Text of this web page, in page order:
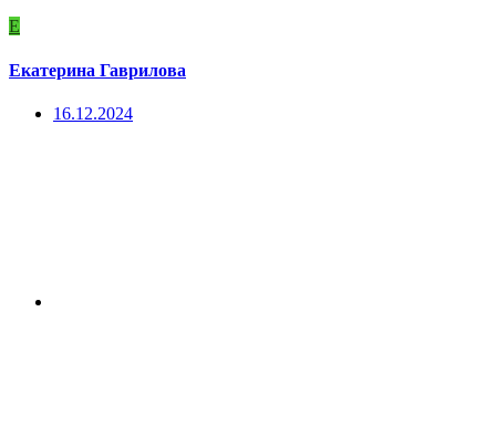
Е
Екатерина Гаврилова
16.12.2024